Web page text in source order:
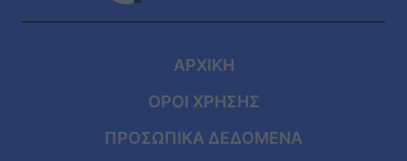
ΑΡΧΙΚΗ
ΟΡΟΙ ΧΡΗΣΗΣ
ΠΡΟΣΩΠΙΚΑ ΔΕΔΟΜΕΝΑ